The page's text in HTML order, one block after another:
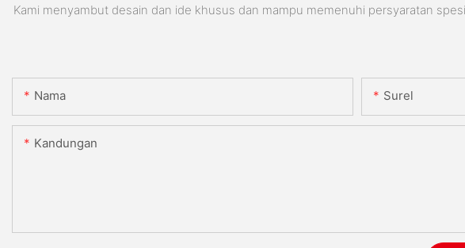
Kami menyambut desain dan ide khusus dan mampu memenuhi persyaratan
Nama Surel
Kandungan